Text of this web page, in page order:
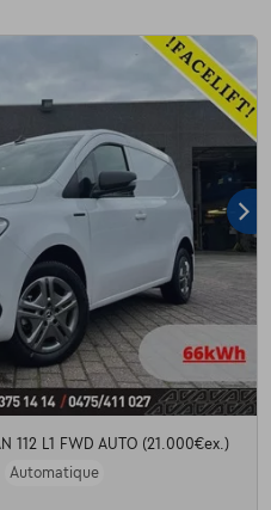
112 L1 FWD AUTO (21.000€ex.)
Automatique